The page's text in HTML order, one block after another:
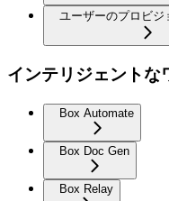
ユーザーのプロビジ
インテリジェントな
Box Automate
Box Doc Gen
Box Relay